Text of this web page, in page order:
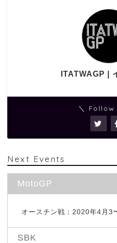
ITATWAGP |
＼ Follow
Next Events
MotoGP
オースチン戦：2020年4月3
SBK